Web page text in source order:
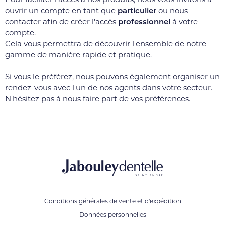
ouvrir un compte en tant que particulier ou nous
contacter afin de créer l'accès professionnel à votre
compte.
Cela vous permettra de découvrir l'ensemble de notre
gamme de manière rapide et pratique.
Si vous le préférez, nous pouvons également organiser un
rendez-vous avec l'un de nos agents dans votre secteur.
N'hésitez pas à nous faire part de vos préférences.
Conditions générales de vente et d'expédition
Données personnelles